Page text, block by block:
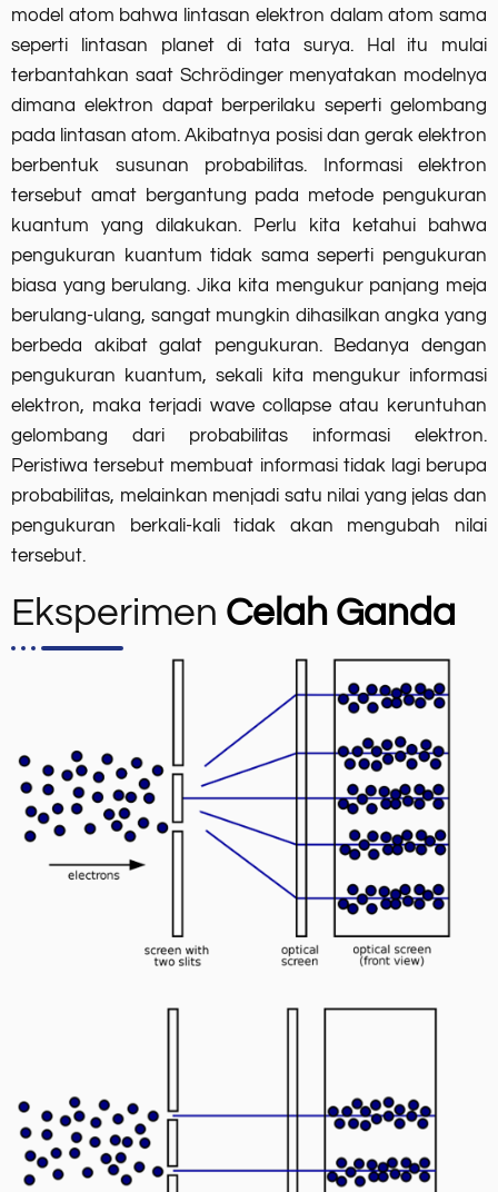
model atom bahwa lintasan elektron dalam atom sama
seperti lintasan planet di tata surya. Hal itu mulai
terbantahkan saat Schrödinger menyatakan modelnya
dimana elektron dapat berperilaku seperti gelombang
pada lintasan atom. Akibatnya posisi dan gerak elektron
berbentuk susunan probabilitas. Informasi elektron
tersebut amat bergantung pada metode pengukuran
kuantum yang dilakukan. Perlu kita ketahui bahwa
pengukuran kuantum tidak sama seperti pengukuran
biasa yang berulang. Jika kita mengukur panjang meja
berulang-ulang, sangat mungkin dihasilkan angka yang
berbeda akibat galat pengukuran. Bedanya dengan
pengukuran kuantum, sekali kita mengukur informasi
elektron, maka terjadi wave collapse atau keruntuhan
gelombang dari probabilitas informasi elektron.
Peristiwa tersebut membuat informasi tidak lagi berupa
probabilitas, melainkan menjadi satu nilai yang jelas dan
pengukuran berkali-kali tidak akan mengubah nilai
tersebut.
Eksperimen Celah Ganda